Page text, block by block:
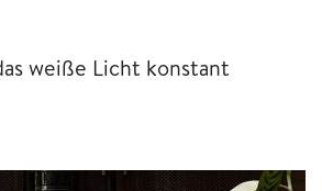
weiße Licht konstant